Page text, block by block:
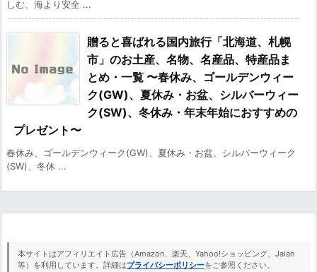
しむ、海より安全 ...
贈ると喜ばれる国内旅行「北海道、札幌
市」のお土産、名物、名産品、特産品ま
とめ・一覧 〜春休み、ゴールデンウィー
ク(GW)、夏休み・お盆、シルバーウィー
ク(SW)、冬休み・年末年始におすすめの
プレゼント〜
春休み、ゴールデンウィーク(GW)、夏休み・お盆、シルバーウィーク
(SW)、冬休 ...
本サイトはアフィリエイト広告（Amazon、楽天、Yahoo!ショッピング、Jalan
等）を利用しています。詳細はプライバシーポリシーをご参照ください。